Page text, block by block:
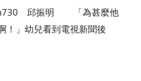
邱振明 「為甚麼他
！」幼兒看到電視新聞後